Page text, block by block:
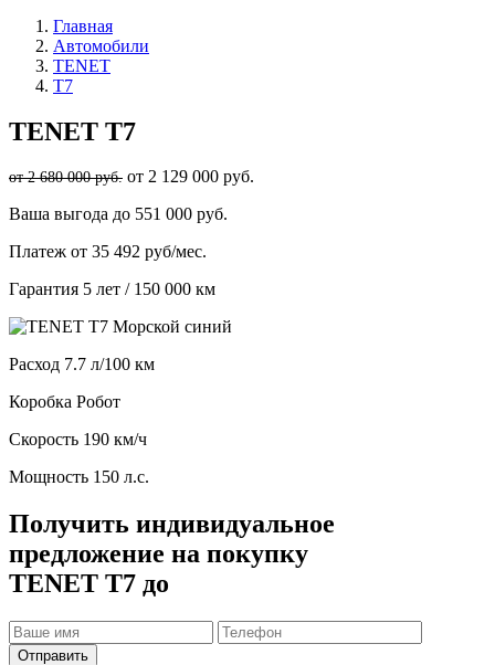
Главная
Автомобили
TENET
T7
TENET T7
от 2 680 000 руб. от 2 129 000 руб.
Ваша выгода до 551 000 руб.
Платеж от 35 492 руб/мес.
Гарантия 5 лет / 150 000 км
Расход 7.7 л/100 км
Коробка Робот
Скорость 190 км/ч
Мощность 150 л.с.
Получить индивидуальное
предложение на покупку
TENET T7 до
Отправить